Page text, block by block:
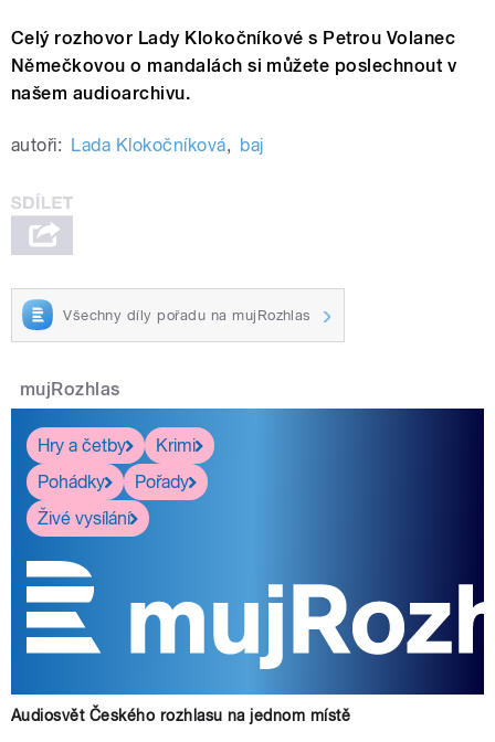
Celý rozhovor Lady Klokočníkové s Petrou Volanec
Němečkovou o mandalách si můžete poslechnout v
našem audioarchivu.
autoři: Lada Klokočníková, baj
Všechny díly pořadu na mujRozhlas
mujRozhlas
Hry a četby
Krimi
Pohádky
Pořady
Živé vysílání
Audiosvět Českého rozhlasu na jednom místě